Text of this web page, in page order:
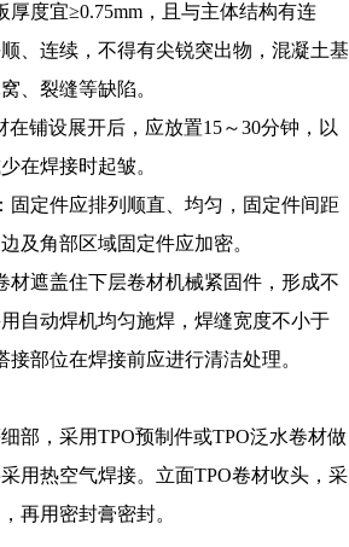
厚度宜≥0.75mm，且与主体结构有连
、连续，不得有尖锐突出物，混凝土基
、裂缝等缺陷。
在铺设展开后，应放置15～30分钟，以
在焊接时起皱。
固定件应排列顺直、均匀，固定件间距
及角部区域固定件应加密。
材遮盖住下层卷材机械紧固件，形成不
自动焊机均匀施焊，焊缝宽度不小于
接部位在焊接前应进行清洁处理。
部，采用TPO预制件或TPO泛水卷材做
用热空气焊接。立面TPO卷材收头，采
再用密封膏密封。